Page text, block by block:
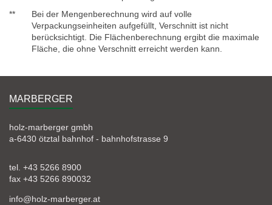
**
Bei der Mengenberechnung wird auf volle
Verpackungseinheiten aufgefüllt, Verschnitt ist nicht
berücksichtigt. Die Flächenberechnung ergibt die maximale
Fläche, die ohne Verschnitt erreicht werden kann.
MARBERGER
holz-marberger gmbh
a-6430 ötztal bahnhof - bahnhofstrasse 9
tel. +43 5266 8900
fax +43 5266 890032
info@holz-marberger.at